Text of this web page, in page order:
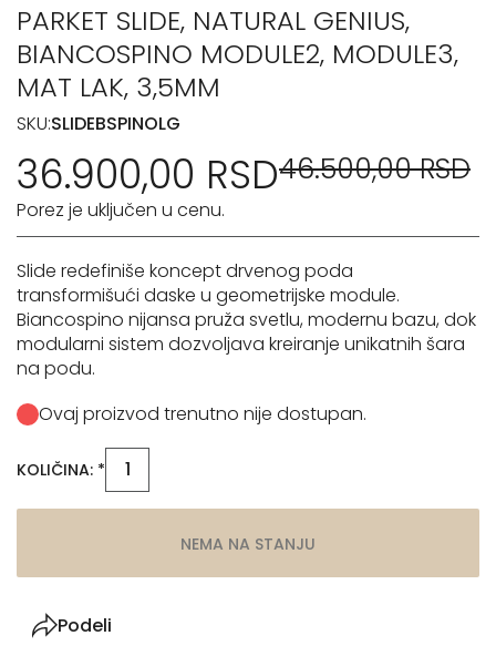
PARKET SLIDE, NATURAL GENIUS,
BIANCOSPINO MODULE2, MODULE3,
MAT LAK, 3,5MM
SKU:SLIDEBSPINOLG
36.900,00 RSD46.500,00 RSD
Porez je uključen u cenu.
Slide redefiniše koncept drvenog poda
transformišući daske u geometrijske module.
Biancospino nijansa pruža svetlu, modernu bazu, dok
modularni sistem dozvoljava kreiranje unikatnih šara
na podu.
Ovaj proizvod trenutno nije dostupan.
KOLIČINA: *
NEMA NA STANJU
Podeli